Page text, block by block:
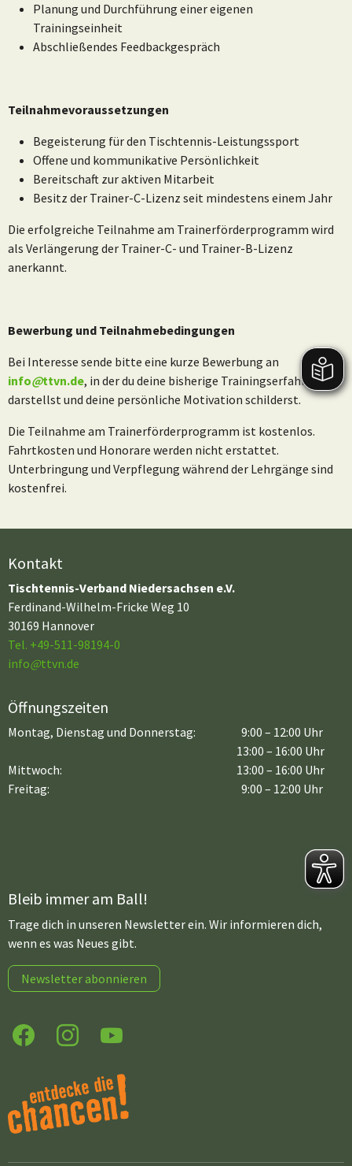
Planung und Durchführung einer eigenen
Trainingseinheit
Abschließendes Feedbackgespräch
Teilnahmevoraussetzungen
Begeisterung für den Tischtennis-Leistungssport
Offene und kommunikative Persönlichkeit
Bereitschaft zur aktiven Mitarbeit
Besitz der Trainer-C-Lizenz seit mindestens einem Jahr
Die erfolgreiche Teilnahme am Trainerförderprogramm wird
als Verlängerung der Trainer-C- und Trainer-B-Lizenz
anerkannt.
Bewerbung und Teilnahmebedingungen
Bei Interesse sende bitte eine kurze Bewerbung an
info@ttvn.de, in der du deine bisherige Trainingserfahrung
darstellst und deine persönliche Motivation schilderst.
Die Teilnahme am Trainerförderprogramm ist kostenlos.
Fahrtkosten und Honorare werden nicht erstattet.
Unterbringung und Verpflegung während der Lehrgänge sind
kostenfrei.
Kontakt
Tischtennis-Verband Niedersachsen e.V.
Ferdinand-Wilhelm-Fricke Weg 10
30169 Hannover
Tel. +49-511-98194-0
info@ttvn.de
Öffnungszeiten
Montag, Dienstag und Donnerstag:
9:00 – 12:00 Uhr
13:00 – 16:00 Uhr
Mittwoch:
Freitag:
13:00 – 16:00 Uhr
9:00 – 12:00 Uhr
Bleib immer am Ball!
Trage dich in unseren Newsletter ein. Wir informieren dich,
wenn es was Neues gibt.
Newsletter abonnieren